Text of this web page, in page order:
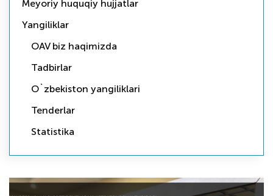
Meyoriy huquqiy hujjatlar
Yangiliklar
OAV biz haqimizda
Tadbirlar
O`zbekiston yangiliklari
Tenderlar
Statistika